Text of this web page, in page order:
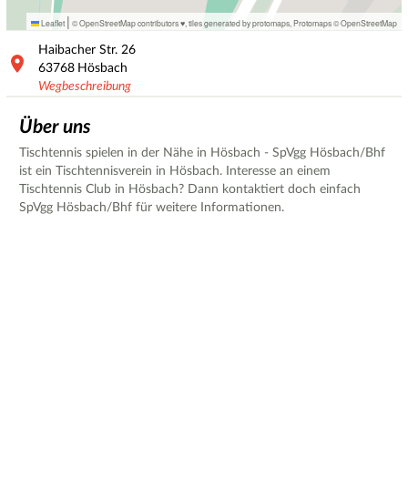
Leaflet | © OpenStreetMap contributors ♥, tiles generated by protomaps Protomaps©OpenStreetMap
Haibacher Str. 26
63768 Hösbach
Wegbeschreibung
Über uns
Tischtennis spielen in der Nähe in Hösbach - SpVgg Hösbach/Bhf
ist ein Tischtennisverein in Hösbach. Interesse an einem
Tischtennis Club in Hösbach? Dann kontaktiert doch einfach
SpVgg Hösbach/Bhf für weitere Informationen.